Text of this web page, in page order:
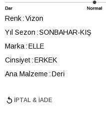
Renk Vizon
Yıl Sezon SONBAHAR-KIŞ
Marka ELLE
Cinsiyet ERKEK
Ana Malzeme Deri
Topuk Boyu 4 cm
İPTAL & İADE